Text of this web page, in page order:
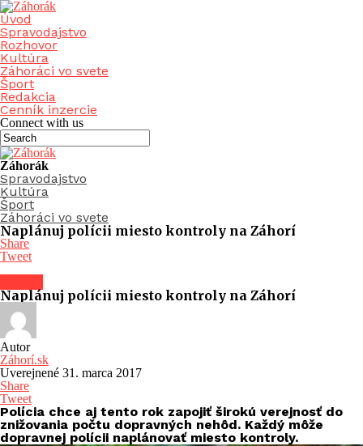
Úvod
Spravodajstvo
Rozhovor
Kultúra
Záhoráci vo svete
Šport
Redakcia
Cenník inzercie
Connect with us
Záhorák
Spravodajstvo
Kultúra
Šport
Záhoráci vo svete
Naplánuj polícii miesto kontroly na Záhorí
Share
Tweet
Naplánuj polícii miesto kontroly na Záhorí
Autor
Záhorí.sk
Uverejnené 31. marca 2017
Share
Tweet
Polícia chce aj tento rok zapojiť širokú verejnosť do
znižovania počtu dopravných nehôd. Každý môže
dopravnej polícii naplánovať miesto kontroly.